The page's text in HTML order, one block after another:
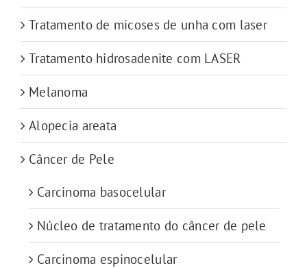
Tratamento de micoses de unha com laser
Tratamento hidrosadenite com LASER
Melanoma
Alopecia areata
Câncer de Pele
Carcinoma basocelular
Núcleo de tratamento do câncer de pele
Carcinoma espinocelular